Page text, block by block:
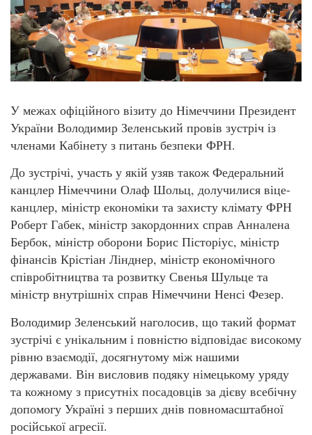
У межах офіційного візиту до Німеччини Президент
України Володимир Зеленський провів зустріч із
членами Кабінету з питань безпеки ФРН.
До зустрічі, участь у якій узяв також Федеральний
канцлер Німеччини Олаф Шольц, долучилися віце-
канцлер, міністр економіки та захисту клімату ФРН
Роберт Габек, міністр закордонних справ Анналена
Бербок, міністр оборони Борис Пісторіус, міністр
фінансів Крістіан Лінднер, міністр економічного
співробітництва та розвитку Свенья Шульце та
міністр внутрішніх справ Німеччини Ненсі Фезер.
Володимир Зеленський наголосив, що такий формат
зустрічі є унікальним і повністю відповідає високому
рівню взаємодії, досягнутому між нашими
державами. Він висловив подяку німецькому уряду
та кожному з присутніх посадовців за дієву всебічну
допомогу Україні з перших днів повномасштабної
російської агресії.